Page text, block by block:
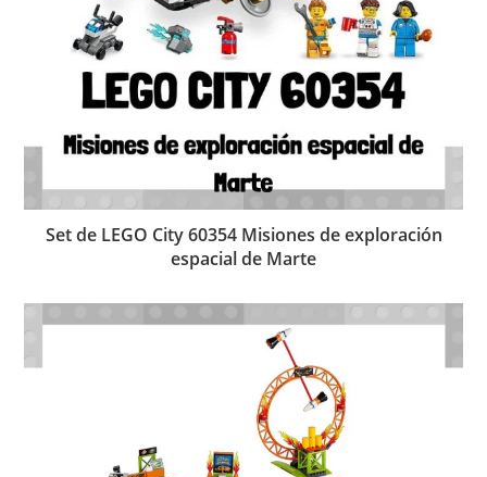
Set de LEGO City 60354 Misiones de exploración
espacial de Marte